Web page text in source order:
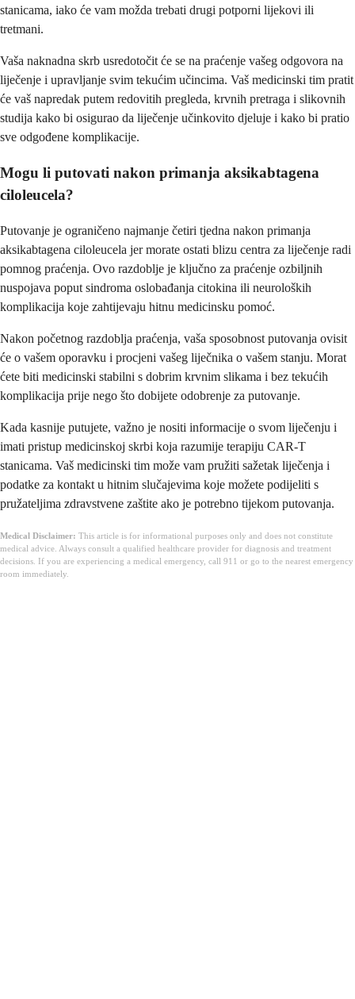
stanicama, iako će vam možda trebati drugi potporni lijekovi ili
tretmani.
Vaša naknadna skrb usredotočit će se na praćenje vašeg odgovora na
liječenje i upravljanje svim tekućim učincima. Vaš medicinski tim pratit
će vaš napredak putem redovitih pregleda, krvnih pretraga i slikovnih
studija kako bi osigurao da liječenje učinkovito djeluje i kako bi pratio
sve odgođene komplikacije.
Mogu li putovati nakon primanja aksikabtagena
ciloleucela?
Putovanje je ograničeno najmanje četiri tjedna nakon primanja
aksikabtagena ciloleucela jer morate ostati blizu centra za liječenje radi
pomnog praćenja. Ovo razdoblje je ključno za praćenje ozbiljnih
nuspojava poput sindroma oslobađanja citokina ili neuroloških
komplikacija koje zahtijevaju hitnu medicinsku pomoć.
Nakon početnog razdoblja praćenja, vaša sposobnost putovanja ovisit
će o vašem oporavku i procjeni vašeg liječnika o vašem stanju. Morat
ćete biti medicinski stabilni s dobrim krvnim slikama i bez tekućih
komplikacija prije nego što dobijete odobrenje za putovanje.
Kada kasnije putujete, važno je nositi informacije o svom liječenju i
imati pristup medicinskoj skrbi koja razumije terapiju CAR-T
stanicama. Vaš medicinski tim može vam pružiti sažetak liječenja i
podatke za kontakt u hitnim slučajevima koje možete podijeliti s
pružateljima zdravstvene zaštite ako je potrebno tijekom putovanja.
Medical Disclaimer: This article is for informational purposes only and does not constitute
medical advice. Always consult a qualified healthcare provider for diagnosis and treatment
decisions. If you are experiencing a medical emergency, call 911 or go to the nearest emergency
room immediately.